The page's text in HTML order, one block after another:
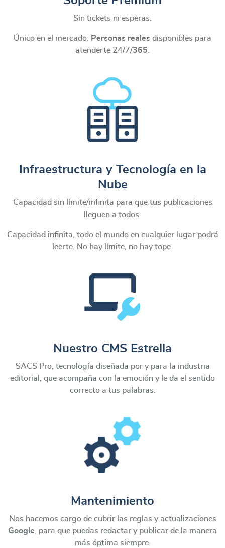
Sin tickets ni esperas.
Único en el mercado. Personas reales disponibles para
atenderte 24/7/365
Infraestructura y Tecnología en la
Nube
Capacidad sin límite/infinita para que tus publicaciones
lleguen a todos.
Capacidad infinita, todo el mundo en cualquier lugar podrá
leerte. No hay límite, no hay tope.
Nuestro CMS Estrella
SACS Pro, tecnología diseñada por y para la industria
editorial, que acompaña con la emoción y le da el sentido
correcto a tus palabras.
Mantenimiento
Nos hacemos cargo de cubrir las reglas y actualizaciones
Google , para que puedas redactar y publicar de la manera
más óptima siempre.